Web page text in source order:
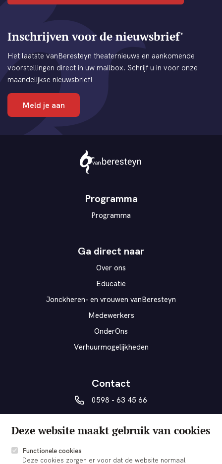
Deze website maakt gebruik van cookies
Functionele cookies
Deze cookies zorgen er voor dat de website normaal
Inschrijven voor de nieuwsbrief'
Het laatste vanBeresteyn theaternieuws en aankomende
voorstellingen direct in uw mailbox. Schrijf u in voor onze
maandelijkse nieuwsbrief!
Meld je aan
Theater
Programma
Programma
Ga direct naar
Over ons
Educatie
Jonckheren- en vrouwen vanBeresteyn
Medewerkers
OnderOns
Verhuurmogelijkheden
Contact
0598 - 63 45 66
Museumplein 5a
9641 AD Veendam